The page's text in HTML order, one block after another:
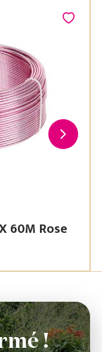
Fil Bonzai 500Gr 2Mm X 60M Rose
!